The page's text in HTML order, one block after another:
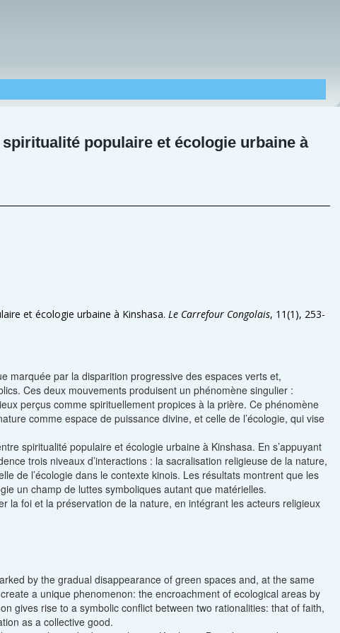
populaire et écologie urbaine à
et écologie urbaine à Kinshasa. Le Carrefour Congolais, 11(1), 253-
marquée par la disparition progressive des espaces verts et,
Ces deux mouvements produisent un phénomène singulier :
perçus comme spirituellement propices à la prière. Ce phénomène
comme espace de puissance divine, et celle de l’écologie, qui vise
spiritualité populaire et écologie urbaine à Kinshasa. En s’appuyant
trois niveaux d’interactions : la sacralisation religieuse de la nature,
de l’écologie dans le contexte kinois. Les résultats montrent que les
un champ de luttes symboliques autant que matérielles.
la foi et la préservation de la nature, en intégrant les acteurs religieux
by the gradual disappearance of green spaces and, at the same
a unique phenomenon: the encroachment of ecological areas by
gives rise to a symbolic conflict between two rationalities: that of faith,
as a collective good.